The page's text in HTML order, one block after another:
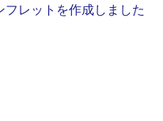
レットを作成しました